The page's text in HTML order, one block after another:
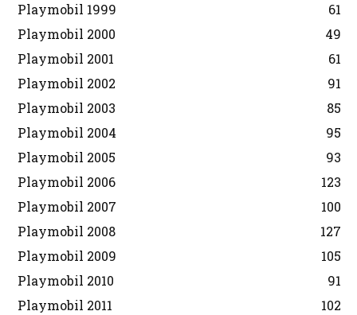
Playmobil 1999
61
Playmobil 2000
49
Playmobil 2001
61
Playmobil 2002
91
Playmobil 2003
85
Playmobil 2004
95
Playmobil 2005
93
Playmobil 2006
123
Playmobil 2007
100
Playmobil 2008
127
Playmobil 2009
105
Playmobil 2010
91
Playmobil 2011
102